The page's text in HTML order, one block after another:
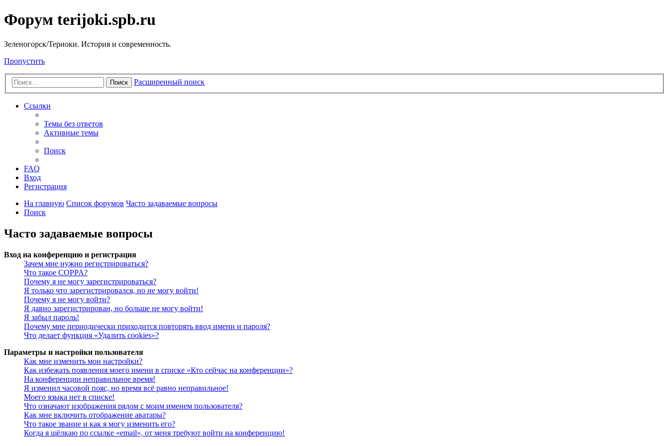
Форум terijoki.spb.ru
Зеленогорск/Териоки. История и современность.
Пропустить
Поиск Расширенный поиск
Ссылки
Темы без ответов
Активные темы
Поиск
FAQ
Вход
Регистрация
На главную Список форумов Часто задаваемые вопросы
Поиск
Часто задаваемые вопросы
Вход на конференцию и регистрация
Зачем мне нужно регистрироваться?
Что такое COPPA?
Почему я не могу зарегистрироваться?
Я только что зарегистрировался, но не могу войти!
Почему я не могу войти?
Я давно зарегистрирован, но больше не могу войти!
Я забыл пароль!
Почему мне периодически приходится повторять ввод имени и пароля?
Что делает функция «Удалить cookies»?
Параметры и настройки пользователя
Как мне изменить мои настройки?
Как избежать появления моего имени в списке «Кто сейчас на конференции»?
На конференции неправильное время!
Я изменил часовой пояс, но время всё равно неправильное!
Моего языка нет в списке!
Что означают изображения рядом с моим именем пользователя?
Как мне включить отображение аватары?
Что такое звание и как я могу изменить его?
Когда я щёлкаю по ссылке «email», от меня требуют войти на конференцию!